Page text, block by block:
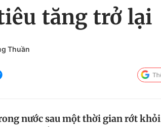
tăng trở lại
Thuần
nước sau một thời gian rớt